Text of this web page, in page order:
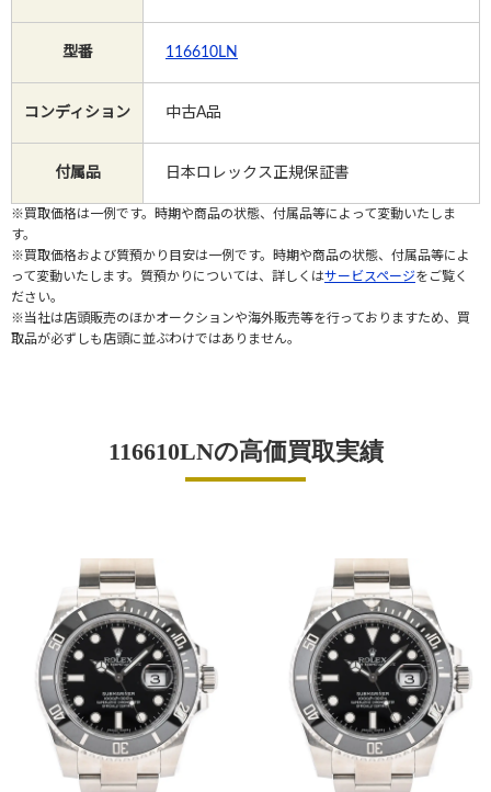
型番 116610LN
コンディション 中古A品
付属品 日本ロレックス正規保証書
※買取価格は一例です。時期や商品の状態、付属品等によって変動いたしま
す。
※買取価格および質預かり目安は一例です。時期や商品の状態、付属品等によ
って変動いたします。質預かりについては、詳しくはサービスページをご覧く
ださい。
※当社は店頭販売のほかオークションや海外販売等を行っておりますため、買
取品が必ずしも店頭に並ぶわけではありません。
116610LNの高価買取実績